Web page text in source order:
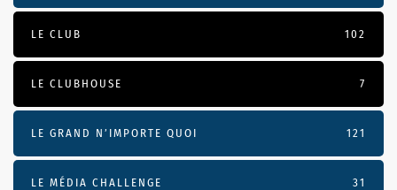
LE CLUB 102
LE CLUBHOUSE 7
LE GRAND N’IMPORTE QUOI 121
LE MÉDIA CHALLENGE 31